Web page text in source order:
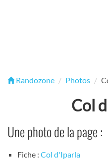
Randozone Photos
Col
Une photo de la page :
Fiche : Col d'Iparla